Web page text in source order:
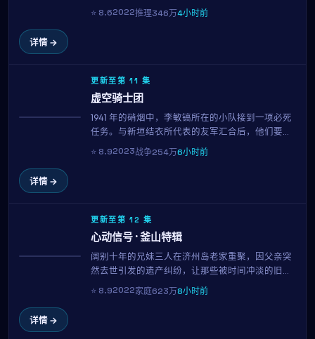
表的当事人方逐渐成为唯一指向。这是一场关于动
机与人性的智力博弈，全片每一个镜头都暗藏伏
⭐ 8.62022推理346万4小时前
详情 →
更新至第 11 集
虚空骑士团
1941 年的硝烟中，李敏镐所在的小队接到一项必死
任务。与新垣结衣所代表的友军汇合后，他们要在
69 小时内完成不可能。崔东勋以克制的笔触，呈现
了战争中最微小却最珍贵的人性微光。
⭐ 8.92023战争254万6小时前
详情 →
更新至第 12 集
心动信号 · 釜山特辑
阔别十年的兄妹三人在济州岛老家重聚，因父亲突
然去世引发的遗产纠纷，让那些被时间冲淡的旧账
重新摆上桌面。石原里美与河正宇的对手戏成为全
片高光，新海诚用温柔而锐利的镜头，剖开一个普
⭐ 8.92022家庭623万8小时前
详情 →